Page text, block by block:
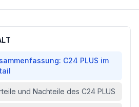
C24 PLUS im
und Nachteile des C24 PLUS